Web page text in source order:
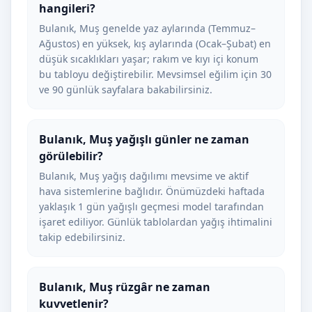
hangileri?
Bulanık, Muş genelde yaz aylarında (Temmuz–
Ağustos) en yüksek, kış aylarında (Ocak–Şubat) en
düşük sıcaklıkları yaşar; rakım ve kıyı içi konum
bu tabloyu değiştirebilir. Mevsimsel eğilim için 30
ve 90 günlük sayfalara bakabilirsiniz.
Bulanık, Muş yağışlı günler ne zaman
görülebilir?
Bulanık, Muş yağış dağılımı mevsime ve aktif
hava sistemlerine bağlıdır. Önümüzdeki haftada
yaklaşık 1 gün yağışlı geçmesi model tarafından
işaret ediliyor. Günlük tablolardan yağış ihtimalini
takip edebilirsiniz.
Bulanık, Muş rüzgâr ne zaman
kuvvetlenir?